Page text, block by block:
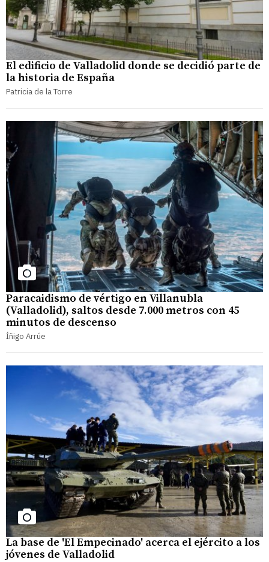
El edificio de Valladolid donde se decidió parte de
la historia de España
Patricia de la Torre
Paracaidismo de vértigo en Villanubla
(Valladolid), saltos desde 7.000 metros con 45
minutos de descenso
Íñigo Arrúe
La base de 'El Empecinado' acerca el ejército a los
jóvenes de Valladolid